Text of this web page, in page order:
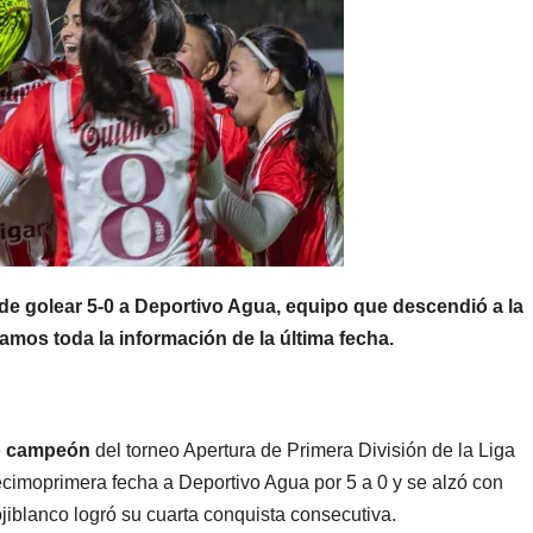
golear 5-0 a Deportivo Agua, equipo que descendió a la
toda la información de la última fecha.
campeón del torneo Apertura de Primera División de la Liga
fecha a Deportivo Agua por 5 a 0 y se alzó con
logró su cuarta conquista consecutiva.